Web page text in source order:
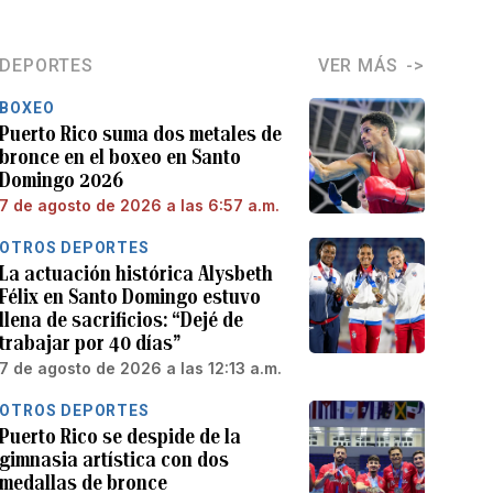
DEPORTES VER MÁS
BOXEO
Puerto Rico suma dos metales de
bronce en el boxeo en Santo
Domingo 2026
7 de agosto de 2026 a las 6:57 a.m.
OTROS DEPORTES
La actuación histórica Alysbeth
Félix en Santo Domingo estuvo
llena de sacrificios: “Dejé de
trabajar por 40 días”
7 de agosto de 2026 a las 12:13 a.m.
OTROS DEPORTES
Puerto Rico se despide de la
gimnasia artística con dos
medallas de bronce